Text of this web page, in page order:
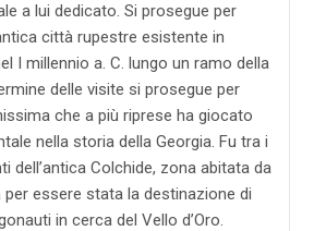
a lui dedicato. Si prosegue per
città rupestre esistente in
I millennio a. C. lungo un ramo della
delle visite si prosegue per
che a più riprese ha giocato
nella storia della Georgia. Fu tra i
dell’antica Colchide, zona abitata da
essere stata la destinazione di
in cerca del Vello d’Oro.